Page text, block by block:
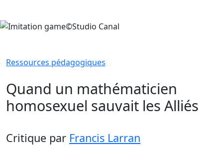
Ressources pédagogiques
Quand un mathématicien
homosexuel sauvait les Alliés
Critique par Francis Larran